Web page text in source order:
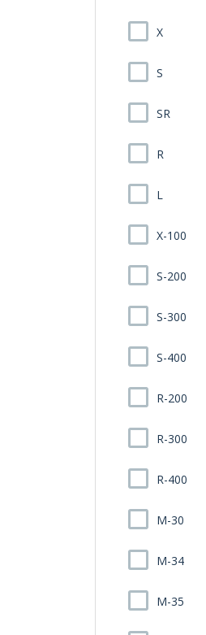
X
S
SR
R
L
X-100
S-200
S-300
S-400
R-200
R-300
R-400
M-30
M-34
M-35